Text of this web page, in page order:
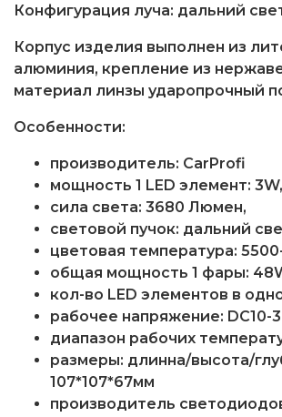
Конфигурация луча: дальний
Корпус изделия выполнен из
алюминия, крепление из
материал линзы ударопрочный
Особенности:
производитель: CarProfi
мощность 1 LED элемент: 3W,
cила света: 3680 Люмен,
световой пучок: дальний
цветовая температура:
общая мощность 1 фары:
кол-во LED элементов в
рабочее напряжение: DC10-
диапазон рабочих
размеры: длинна/высота/
107*107*67мм
производитель